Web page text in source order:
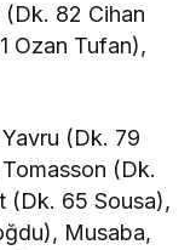
82 Cihan
Ozan Tufan),
(Dk. 79
(Dk.
(Dk. 65 Sousa),
Musaba,